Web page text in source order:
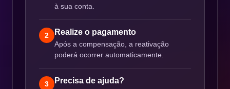
à sua conta.
2 Realize o pagamento
Após a compensação, a reativação
poderá ocorrer automaticamente.
3 Precisa de ajuda?